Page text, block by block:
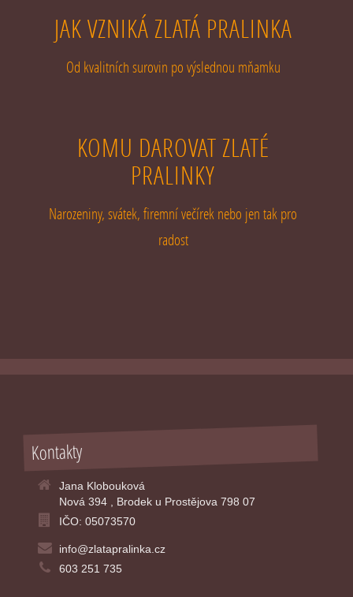
JAK VZNIKÁ ZLATÁ PRALINKA
Od kvalitních surovin po výslednou mňamku
KOMU DAROVAT ZLATÉ
PRALINKY
Narozeniny, svátek, firemní večírek nebo jen tak pro
radost
Kontakty
Jana Klobouková
Nová 394 , Brodek u Prostějova 798 07
IČO: 05073570
info@zlatapralinka.cz
603 251 735